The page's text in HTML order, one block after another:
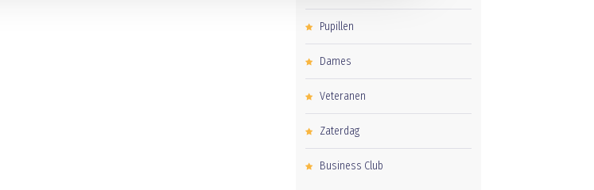
Pupillen
Dames
Veteranen
Zaterdag
Business Club